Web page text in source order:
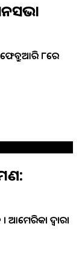
ଫେବ୍ରୁଆରି ୮ରେ
ଆମେରିକା ଦ୍ବାରା